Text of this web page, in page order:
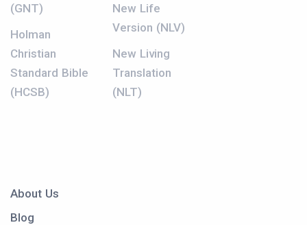
(GNT)
Holman
Christian
Standard Bible
(HCSB)
New Life
Version (NLV)
New Living
Translation
(NLT)
About Us
Blog